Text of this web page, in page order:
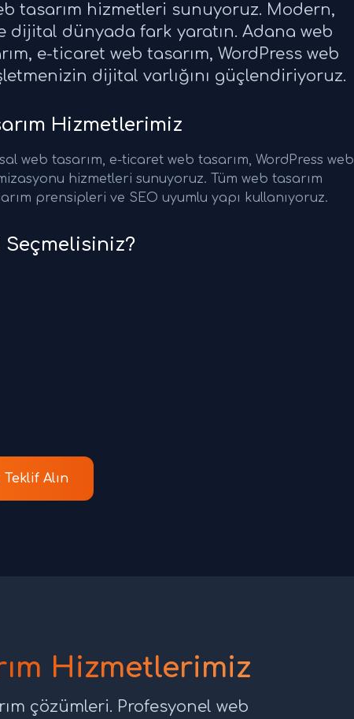
tasarım hizmetleri sunuyoruz. Modern,
dijital dünyada fark yaratın. Adana web
e-ticaret web tasarım, WordPress web
dijital varlığını güçlendiriyoruz.
Hizmetlerimiz
web tasarım, e-ticaret web tasarım, WordPress web
hizmetleri sunuyoruz. Tüm web tasarım
prensipleri ve SEO uyumlu yapı kullanıyoruz.
Seçmelisiniz?
Alın
Hizmetlerimiz
çözümleri. Profesyonel web